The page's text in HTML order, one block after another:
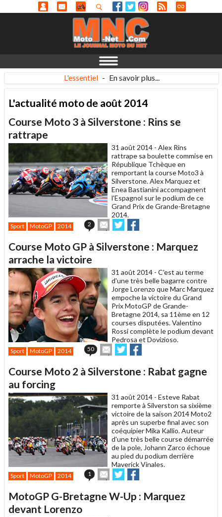
L'essentiel - En savoir plus...
L'actualité moto de août 2014
Course Moto 3 à Silverstone : Rins se
rattrape
31 août 2014 - Alex Rins
rattrape sa boulette commise en
République Tchèque en
remportant la course Moto3 à
Silverstone. Alex Marquez et
Enea Bastianini accompagnent
l'Espagnol sur le podium de ce
Grand Prix de Grande-Bretagne
2014.
Sport MotoGP 2014 2
Envoyer
cet
à
Partager
sur sur
Course Moto GP à Silverstone : Marquez
arrache la victoire
31 août 2014 - C'est au terme
d'une très belle bagarre contre
Jorge Lorenzo que Marc Marquez
empoche la victoire du Grand
Prix MotoGP de Grande-
Bretagne 2014, sa 11ème en 12
courses disputées. Valentino
Rossi complète le podium devant
Pedrosa et Dovizioso.
Sport MotoGP 2014 50
Envoyer
cet
à
Partager
sur sur
Course Moto 2 à Silverstone : Rabat gagne
au forcing
31 août 2014 - Esteve Rabat
remporte à Silverston sa sixième
victoire de la saison 2014 Moto2
après un superbe final avec son
coéquipier Mika Kallio. Auteur
d'une très belle course démarrée
de la pole, Johann Zarco échoue
au pied du podium derrière
Maverick Vinales.
Sport MotoGP 2014 1
Envoyer
cet
à
Partager
sur sur
MotoGP G-Bretagne W-Up : Marquez
devant Lorenzo